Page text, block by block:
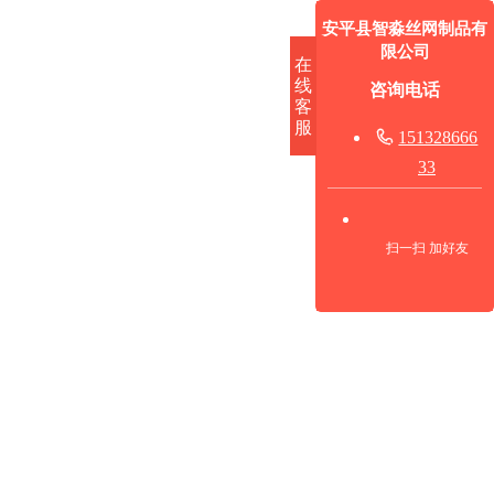
在
线
客
服
安平县智淼丝网制品有
限公司
咨询电话
 151328666
33